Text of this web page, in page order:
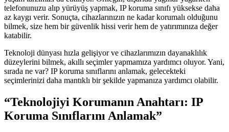
telefonunuzu alıp yürüyüş yapmak, IP koruma sınıfı yüksekse daha
az kaygı verir. Sonuçta, cihazlarınızın ne kadar korumalı olduğunu
bilmek, size hem bir güvenlik hissi verir hem de yatırımınıza değer
katabilir.
Teknoloji dünyası hızla gelişiyor ve cihazlarımızın dayanaklılık
düzeylerini bilmek, akıllı seçimler yapmamıza yardımcı oluyor. Yani,
sırada ne var? IP koruma sınıflarını anlamak, gelecekteki
seçimlerinizi daha mantıklı bir şekilde yapmanıza yardımcı olabilir.
“Teknolojiyi Korumanın Anahtarı: IP
Koruma Sınıflarını Anlamak”